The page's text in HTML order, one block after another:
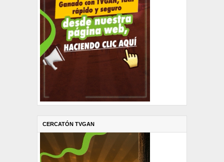
CERCATÓN TVGAN